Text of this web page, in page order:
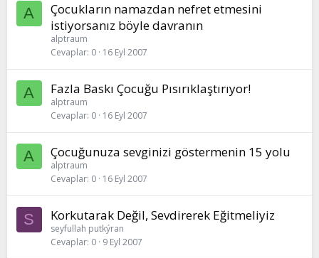
A
Çocukların namazdan nefret etmesini
istiyorsanız böyle davranın
alptraum
Cevaplar 0 16 Eyl 2007
A Fazla Baskı Çocuğu Pısırıklaştırıyor!
alptraum
Cevaplar 0 16 Eyl 2007
A Çocuğunuza sevginizi göstermenin 15 yolu
alptraum
Cevaplar 0 16 Eyl 2007
S Korkutarak Değil, Sevdirerek Eğitmeliyiz
seyfullah putkýran
Cevaplar 0 9 Eyl 2007